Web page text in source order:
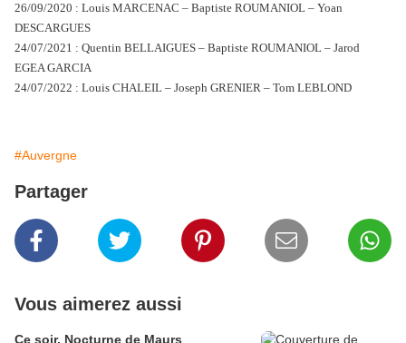
26/09/2020 : Louis MARCENAC – Baptiste ROUMANIOL – Yoan
DESCARGUES
24/07/2021 : Quentin BELLAIGUES – Baptiste ROUMANIOL – Jarod
EGEA GARCIA
24/07/2022 : Louis CHALEIL – Joseph GRENIER – Tom LEBLOND
#Auvergne
Partager
Vous aimerez aussi
Ce soir, Nocturne de Maurs